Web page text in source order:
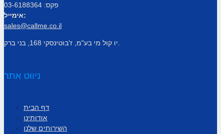
פקס: 03-6188364
אימייל:
sales@callme.co.il
ניווט אתר
דף הבית
אודותינו
השירותים שלנו